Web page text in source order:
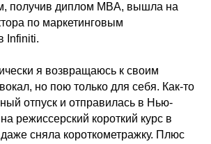
получив диплом MBA, вышла на
по маркетинговым
Infiniti.
я возвращаюсь к своим
но пою только для себя. Как-то
отпуск и отправилась в Нью-
режиссерский короткий курс в
сняла короткометражку. Плюс